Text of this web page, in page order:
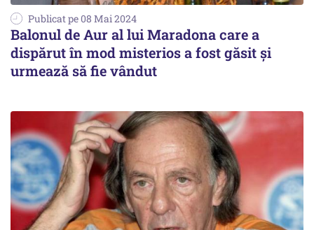
Publicat pe 08 Mai 2024
Balonul de Aur al lui Maradona care a
dispărut în mod misterios a fost găsit și
urmează să fie vândut